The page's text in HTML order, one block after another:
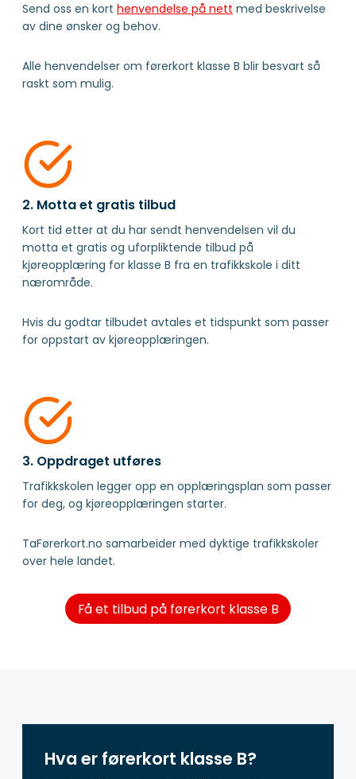
Send oss en kort henvendelse på nett med beskrivelse
av dine ønsker og behov.
Alle henvendelser om førerkort klasse B blir besvart så
raskt som mulig.
2. Motta et gratis tilbud
Kort tid etter at du har sendt henvendelsen vil du
motta et gratis og uforpliktende tilbud på
kjøreopplæring for klasse B fra en trafikkskole i ditt
nærområde.
Hvis du godtar tilbudet avtales et tidspunkt som passer
for oppstart av kjøreopplæringen.
3. Oppdraget utføres
Trafikkskolen legger opp en opplæringsplan som passer
for deg, og kjøreopplæringen starter.
TaFørerkort.no samarbeider med dyktige trafikkskoler
over hele landet.
Få et tilbud på førerkort klasse B
Hva er førerkort klasse B?